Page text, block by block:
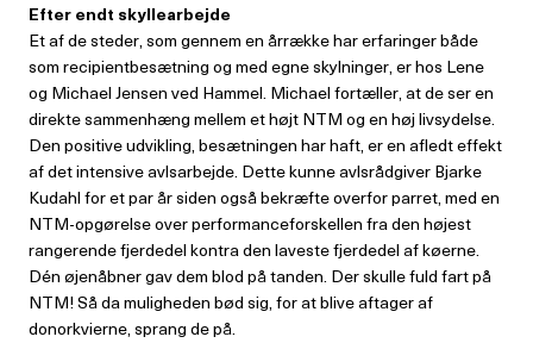
Efter endt skyllearbejde
Et af de steder, som gennem en årrække har erfaringer både
som recipientbesætning og med egne skylninger, er hos Lene
og Michael Jensen ved Hammel. Michael fortæller, at de ser en
direkte sammenhæng mellem et højt NTM og en høj livsydelse.
Den positive udvikling, besætningen har haft, er en afledt effekt
af det intensive avlsarbejde. Dette kunne avlsrådgiver Bjarke
Kudahl for et par år siden også bekræfte overfor parret, med en
NTM-opgørelse over performanceforskellen fra den højest
rangerende fjerdedel kontra den laveste fjerdedel af køerne.
Dén øjenåbner gav dem blod på tanden. Der skulle fuld fart på
NTM! Så da muligheden bød sig, for at blive aftager af
donorkvierne, sprang de på.